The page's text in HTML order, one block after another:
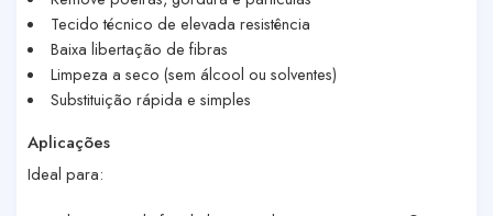
Tecido técnico de elevada resistência
Baixa libertação de fibras
Limpeza a seco (sem álcool ou solventes)
Substituição rápida e simples
Aplicações
Ideal para: